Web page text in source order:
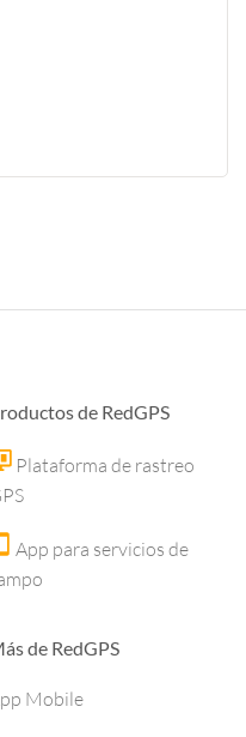
de RedGPS
Plataforma de rastreo
App para servicios de
de RedGPS
Mobile